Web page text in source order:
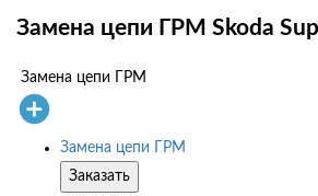
Замена цепи ГРМ Skoda
Замена цепи ГРМ
Замена цепи ГРМ
Заказать